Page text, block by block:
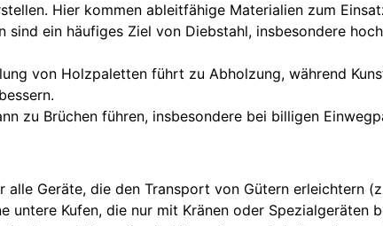
Hier kommen ableitfähige Materialien zum
sind ein häufiges Ziel von Diebstahl, insbesondere
von Holzpaletten führt zu Abholzung, während
zu Brüchen führen, insbesondere bei billigen
alle Geräte, die den Transport von Gütern erleichtern
untere Kufen, die nur mit Kränen oder